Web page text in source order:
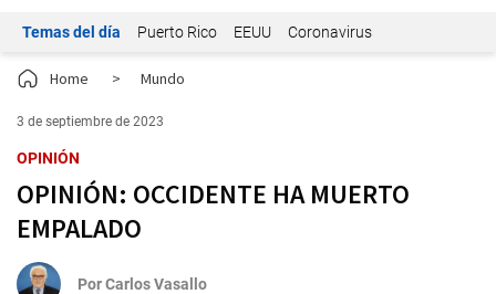
Temas del día Puerto Rico EEUU Coronavirus
Home > Mundo
3 de septiembre de 2023
OPINIÓN
OPINIÓN: OCCIDENTE HA MUERTO
EMPALADO
PorCarlos Vasallo